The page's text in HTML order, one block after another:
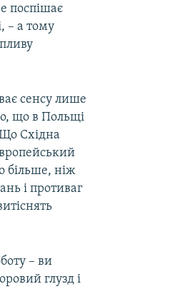
поспішає
– а тому
сенсу лише
що в Польщі
Східна
більше, ніж
і противаг
– ви
глузд і